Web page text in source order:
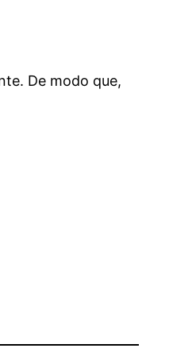
De modo que,